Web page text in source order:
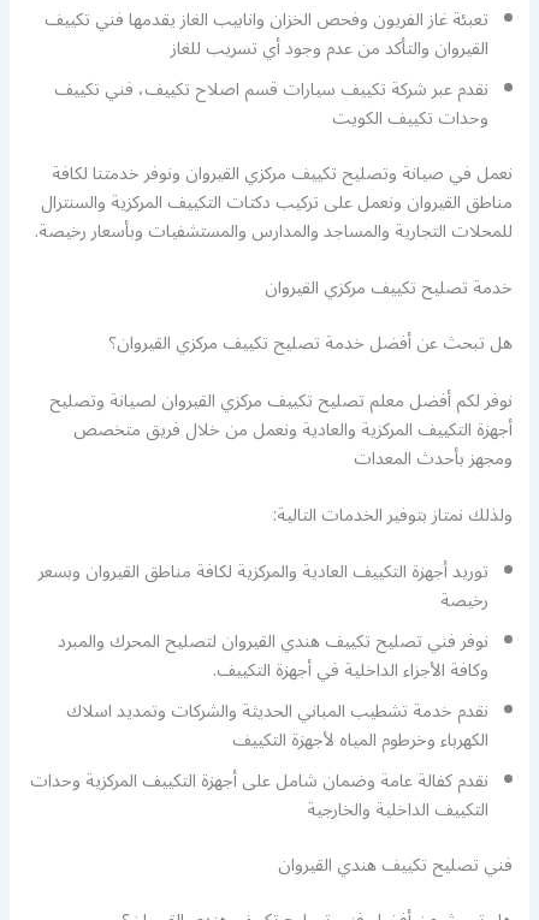
تعبئة غاز الفريون وفحص الخزان وانابيب الغاز يقدمها فني تكييف
القيروان والتأكد من عدم وجود أي تسريب للغاز
نقدم عبر شركة تكييف سيارات قسم اصلاح تكييف، فني تكييف
وحدات تكييف الكويت
نعمل في صيانة وتصليح تكييف مركزي القيروان ونوفر خدمتنا لكافة
مناطق القيروان ونعمل على تركيب دكتات التكييف المركزية والسنترال
للمحلات التجارية والمساجد والمدارس والمستشفيات وبأسعار رخيصة.
خدمة تصليح تكييف مركزي القيروان
هل تبحث عن أفضل خدمة تصليح تكييف مركزي القيروان؟
نوفر لكم أفضل معلم تصليح تكييف مركزي القيروان لصيانة وتصليح
أجهزة التكييف المركزية والعادية ونعمل من خلال فريق متخصص
ومجهز بأحدث المعدات
ولذلك نمتاز بتوفير الخدمات التالية:
توريد أجهزة التكييف العادية والمركزية لكافة مناطق القيروان وبسعر
رخيصة
نوفر فني تصليح تكييف هندي القيروان لتصليح المحرك والمبرد
وكافة الأجزاء الداخلية في أجهزة التكييف.
نقدم خدمة تشطيب المباني الحديثة والشركات وتمديد اسلاك
الكهرباء وخرطوم المياه لأجهزة التكييف
نقدم كفالة عامة وضمان شامل على أجهزة التكييف المركزية وحدات
التكييف الداخلية والخارجية
فني تصليح تكييف هندي القيروان